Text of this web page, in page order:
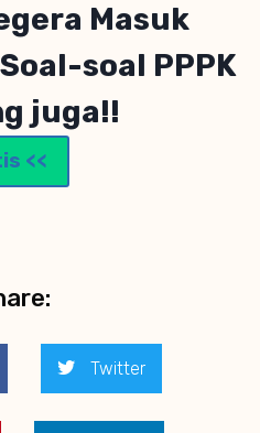
Masuk
soal PPPK
juga!!
<<
Twitter